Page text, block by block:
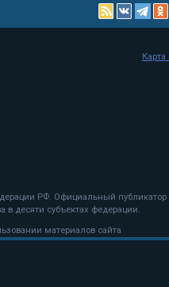
РФ. Официальный публикатор
в десяти субъектах федерации.
материалов сайта
Карта